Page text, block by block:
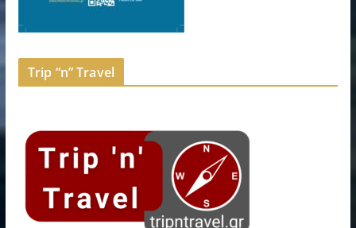
Trip “n” Travel